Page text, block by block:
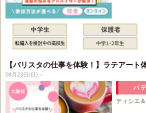
【バリスタの仕事を体験！】ラテアート
08月23日(日)～
ティシエ